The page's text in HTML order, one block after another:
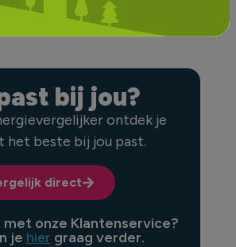
bij jou?
ontdek je
het beste bij jou past.
direct
onze Klantenservice?
je hier graag verder.